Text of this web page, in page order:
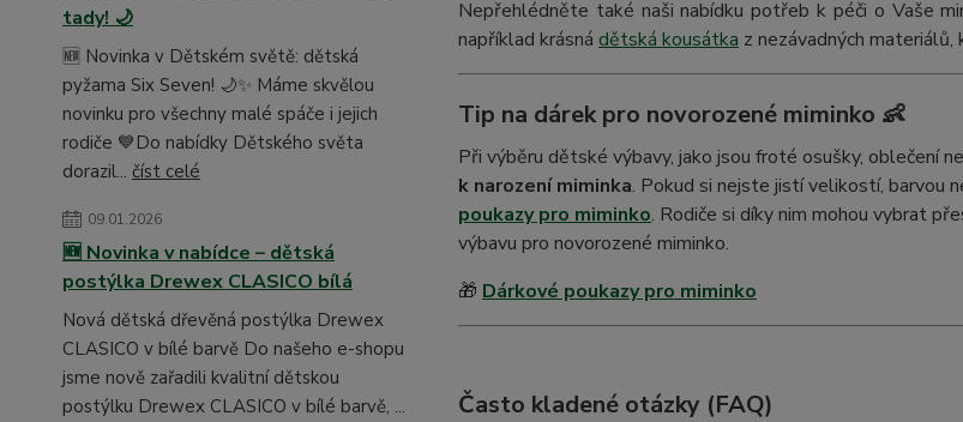
tady! 🌙
🆕 Novinka v Dětském světě: dětská
pyžama Six Seven! 🌙✨ Máme skvělou
novinku pro všechny malé spáče i jejich
rodiče 💙Do nabídky Dětského světa
dorazil... číst celé
09.01.2026
🆕 Novinka v nabídce – dětská
postýlka Drewex CLASICO bílá
Nová dětská dřevěná postýlka Drewex
CLASICO v bílé barvě Do našeho e-shopu
jsme nově zařadili kvalitní dětskou
postýlku Drewex CLASICO v bílé barvě, ...
Nepřehlédněte také naši nabídku potřeb k péči o Vaše
například krásná dětská kousátka z nezávadných materiálů,
Tip na dárek pro novorozené miminko 👶
Při výběru dětské výbavy, jako jsou froté osušky, oblečení
k narození miminka. Pokud si nejste jistí velikostí, barvou
poukazy pro miminko. Rodiče si díky nim mohou vybrat
výbavu pro novorozené miminko.
🎁 Dárkové poukazy pro miminko
Často kladené otázky (FAQ)